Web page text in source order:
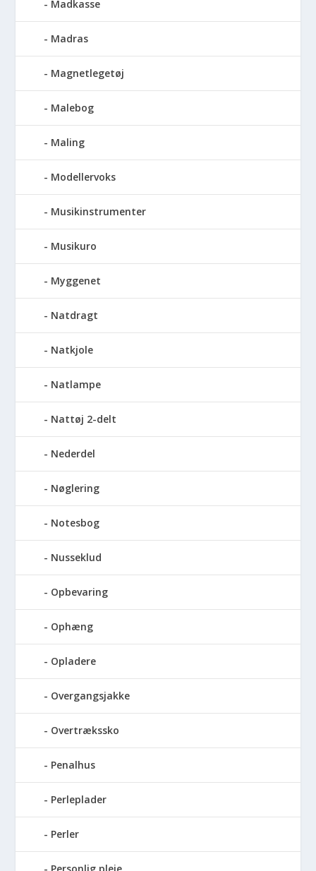
Madkasse
Madras
Magnetlegetøj
Malebog
Maling
Modellervoks
Musikinstrumenter
Musikuro
Myggenet
Natdragt
Natkjole
Natlampe
Nattøj 2-delt
Nederdel
Nøglering
Notesbog
Nusseklud
Opbevaring
Ophæng
Opladere
Overgangsjakke
Overtrækssko
Penalhus
Perleplader
Perler
Personlig pleje